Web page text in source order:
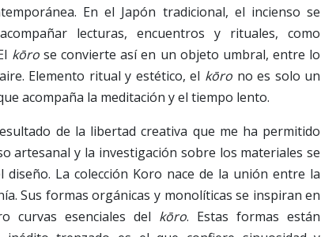
En el Japón tradicional, el incienso se
lecturas, encuentros y rituales, como
kōrose convierte así en un objeto umbral, entre lo
Elemento ritual y estético, el kōro no es solo un
acompaña la meditación y el tiempo lento.
de la libertad creativa que me ha permitido
artesanal y la investigación sobre los materiales se
La colección Koro nace de la unión entre la
Sus formas orgánicas y monolíticas se inspiran en
curvas esenciales del kōro. Estas formas están